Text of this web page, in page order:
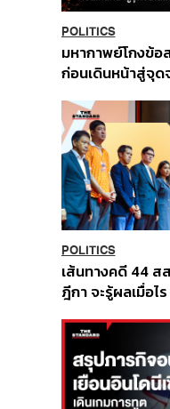
POLITICS
มหากาพย์โกงข้
ก่อนเดินหน้าสู่จุด
POLITICS
เส้นทางคดี 44 ส
ฎีกา จะรู้ผลเมื่อไร